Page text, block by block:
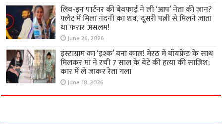
लिव-इन पार्टनर की बेवफाई ने ली ‘आप’ नेता की जान?
फ्लैट में मिला नंदनी का शव, दूसरी पत्नी से मिलने जाता
था फरार असलम!
June 26, 2026
इंस्टाग्राम का ‘इश्क’ बना काल! मेरठ में बॉयफ्रेंड के साथ
मिलकर मां ने रची 7 साल के बेटे की हत्या की साजिश;
कार में ले जाकर रेता गला
June 18, 2026